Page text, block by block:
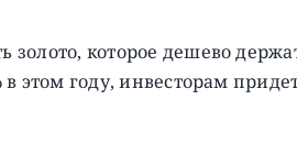
которое дешево
этом году, инвесторам